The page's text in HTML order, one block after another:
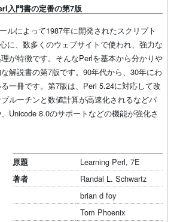
入門書の定番の第7版
ルによって1987年に開発されたスクリプト
に、数多くのウェブサイトで使われ、強力な
が特徴です。そんなPerlを基本から分かりや
解説書の第7版です。90年代から、30年にわ
一冊です。第7版は、Perl 5.24に対応して改
ルーチンと数値計算が高速化されるなどパ
Unicode 8.0のサポートなどの機能が強化さ
原題 Learning Perl, 7E
著者
Randal L. Schwartz
brian d foy
Tom Phoenix